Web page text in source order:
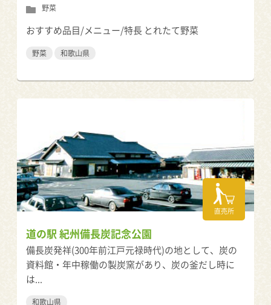
野菜
おすすめ品目/メニュー/特長 とれたて野菜
野菜 和歌山県
直売所
道の駅 紀州備長炭記念公園
備長炭発祥(300年前江戸元禄時代)の地として、炭の
資料館・年中稼働の製炭窯があり、炭の釜だし時に
は...
和歌山県